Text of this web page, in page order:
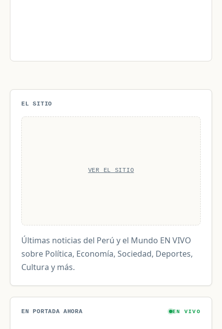
EL SITIO
VER EL SITIO
Últimas noticias del Perú y el Mundo EN VIVO
sobre Política, Economía, Sociedad, Deportes,
Cultura y más.
EN PORTADA AHORA EN VIVO